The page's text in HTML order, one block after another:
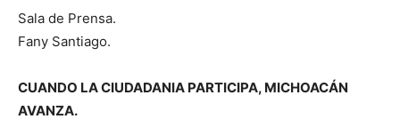
Sala de Prensa.
Fany Santiago.
CUANDO LA CIUDADANIA PARTICIPA, MICHOACÁN
AVANZA.